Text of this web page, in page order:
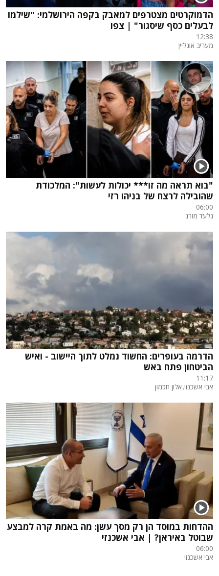
הדמוקרטים מצטרפים למאבק בקפה הירושלמי: "שילמו
לבעלים כסף שיסגור" | צפו
12:38
מעריב אונליין
"בוא תראה מה זו*** יכולות לעשות": המלכודת
שהובילה לרצח של בניהו רזי
06:00
גלעד מורג
הדרמה בעופרים: החשוד נמלט לתוך היישוב - ואיש
הביטחון פתח באש
11:17
אבי אשכנזי,אלון חכמון
ההדחות במוסד הן רק מסך עשן: מה באמת קרה למבצע
שבוטל באיראן? | אבי אשכנזי
06:00
אבי אשכנזי